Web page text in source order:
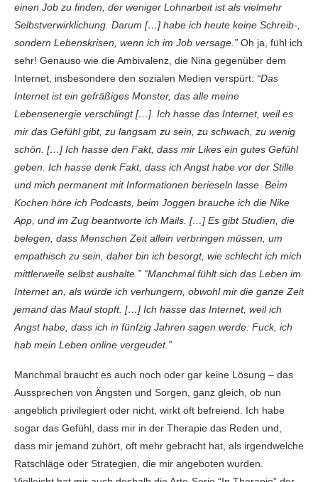
einen Job zu finden, der weniger Lohnarbeit ist als vielmehr
Selbstverwirklichung. Darum […] habe ich heute keine Schreib-,
sondern Lebenskrisen, wenn ich im Job versage.” Oh ja, fühl ich
sehr! Genauso wie die Ambivalenz, die Nina gegenüber dem
Internet, insbesondere den sozialen Medien verspürt: “Das
Internet ist ein gefräßiges Monster, das alle meine
Lebensenergie verschlingt […]. Ich hasse das Internet, weil es
mir das Gefühl gibt, zu langsam zu sein, zu schwach, zu wenig
schön. […] Ich hasse den Fakt, dass mir Likes ein gutes Gefühl
geben. Ich hasse denk Fakt, dass ich Angst habe vor der Stille
und mich permanent mit Informationen berieseln lasse. Beim
Kochen höre ich Podcasts, beim Joggen brauche ich die Nike
App, und im Zug beantworte ich Mails. […] Es gibt Studien, die
belegen, dass Menschen Zeit allein verbringen müssen, um
empathisch zu sein, daher bin ich besorgt, wie schlecht ich mich
mittlerweile selbst aushalte.” “Manchmal fühlt sich das Leben im
Internet an, als würde ich verhungern, obwohl mir die ganze Zeit
jemand das Maul stopft. […] Ich hasse das Internet, weil ich
Angst habe, dass ich in fünfzig Jahren sagen werde: Fuck, ich
hab mein Leben online vergeudet.”
Manchmal braucht es auch noch oder gar keine Lösung – das
Aussprechen von Ängsten und Sorgen, ganz gleich, ob nun
angeblich privilegiert oder nicht, wirkt oft befreiend. Ich habe
sogar das Gefühl, dass mir in der Therapie das Reden und,
dass mir jemand zuhört, oft mehr gebracht hat, als irgendwelche
Ratschläge oder Strategien, die mir angeboten wurden.